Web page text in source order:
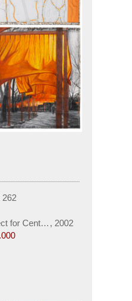
262
for Central Park, NY (2-teilig)
, 2002